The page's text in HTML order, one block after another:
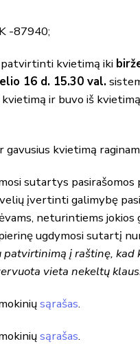
-87940;
kvietimą iki
16 d. 15.30 val.
ir buvo iš
kvietimą
sutartys
įvertinti galimybę
neturintiems
ugdymosi sutartį
į raštinę,
vieta nekeltų
sąrašas.
sąrašas.